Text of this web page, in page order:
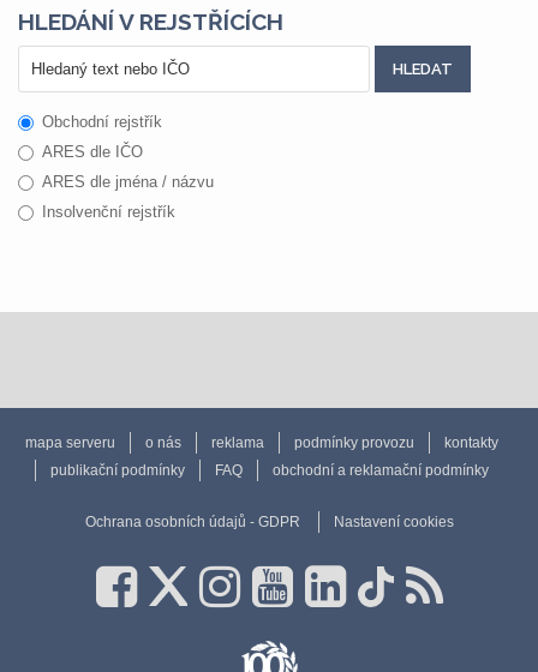
HLEDÁNÍ V REJSTŘÍCÍCH
Obchodní rejstřík
ARES dle IČO
ARES dle jména / názvu
Insolvenční rejstřík
mapa serveru o nás reklama podmínky provozu
kontakty
publikační podmínky
FAQ obchodní a reklamační podmínky
Ochrana osobních údajů - GDPR Nastavení cookies